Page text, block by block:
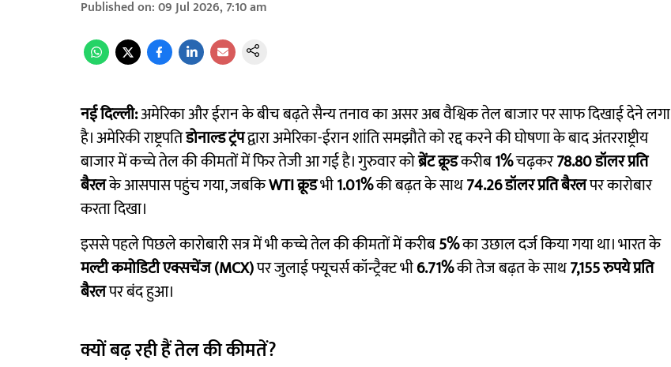
Published on:09 Jul 2026, 7:10 am
नई दिल्ली:अमेरिका और ईरान के बीच बढ़ते सैन्य तनाव का असर अब वैश्विक तेल बाजार पर साफ दिखाई देने लगा
है। अमेरिकी राष्ट्रपतिडोनाल्ड ट्रंपद्वारा अमेरिका-ईरान शांति समझौते को रद्द करने की घोषणा के बाद अंतरराष्ट्रीय
बाजार में कच्चे तेल की कीमतों में फिर तेजी आ गई है। गुरुवार कोब्रेंट क्रूडकरीब1%चढ़कर78.80 डॉलर प्रति
बैरलके आसपास पहुंच गया, जबकिWTI क्रूडभी1.01%की बढ़त के साथ74.26 डॉलर प्रति बैरलपर कारोबार
करता दिखा।
इससे पहले पिछले कारोबारी सत्र में भी कच्चे तेल की कीमतों में करीब5%का उछाल दर्ज किया गया था। भारत के
मल्टी कमोडिटी एक्सचेंज (MCX)पर जुलाई फ्यूचर्स कॉन्ट्रैक्ट भी6.71%की तेज बढ़त के साथ7,155 रुपये प्रति
बैरलपर बंद हुआ।
क्यों बढ़ रही हैं तेल की कीमतें?